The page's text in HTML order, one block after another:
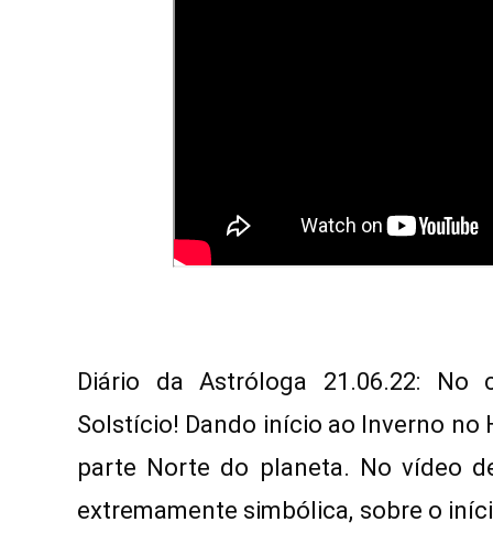
Diário da Astróloga 21.06.22:
Solstício! Dando início ao Inverno no
parte Norte do planeta. No vídeo
extremamente simbólica, sobre o